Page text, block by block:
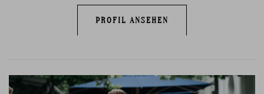
PROFIL ANSEHEN